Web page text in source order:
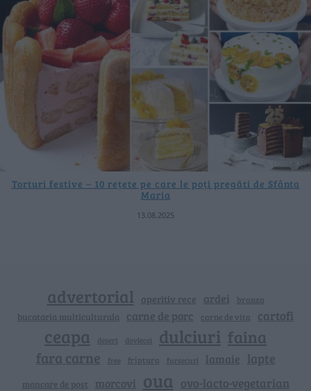
Torturi festive – 10 rețete pe care le poți pregăti de Sfânta
Maria
13.08.2025
advertorial aperitiv rece ardei branza
bucataria multiculturala carne de porc carne de vita cartofi
ceapa desert dovlecei dulciuri faina
fara carne free friptura fursecuri lamaie lapte
mancare de post morcovi oua ovo-lacto-vegetarian